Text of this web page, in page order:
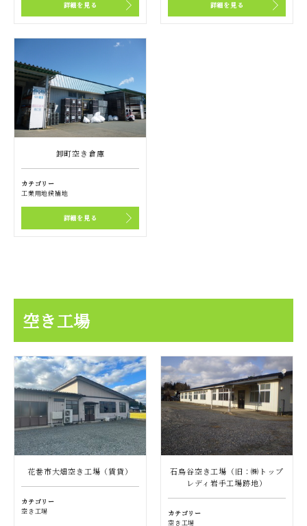
詳細を見る 詳細を見る
卸町空き倉庫
カテゴリー
工業用地候補地
詳細を見る
空き工場
花巻市大畑空き工場（賃貸）
カテゴリー
空き工場
石鳥谷空き工場（旧：㈱トップ
レディ岩手工場跡地）
カテゴリー
空き工場